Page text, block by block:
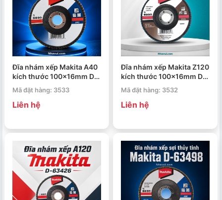
Đĩa nhám xếp Makita A40
kích thước 100x16mm D-
63404
Mã đặt hàng: 3533
Liên hệ
Đĩa nhám xếp Makita Z120
kích thước 100x16mm D-
63731
Mã đặt hàng: 3532
Liên hệ